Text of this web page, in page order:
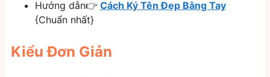
Hướng dẫn👉 Cách Ký Tên Đẹp Bằng Tay
{Chuẩn nhất}
Kiểu Đơn Giản